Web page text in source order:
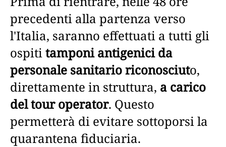
precedenti alla partenza verso
l'Italia, saranno effettuati a tutti gli
ospititamponi antigenici da
personale sanitario riconosciuto,
direttamente in struttura, a carico
del tour operator. Questo
permetterà di evitare sottoporsi la
quarantena fiduciaria.